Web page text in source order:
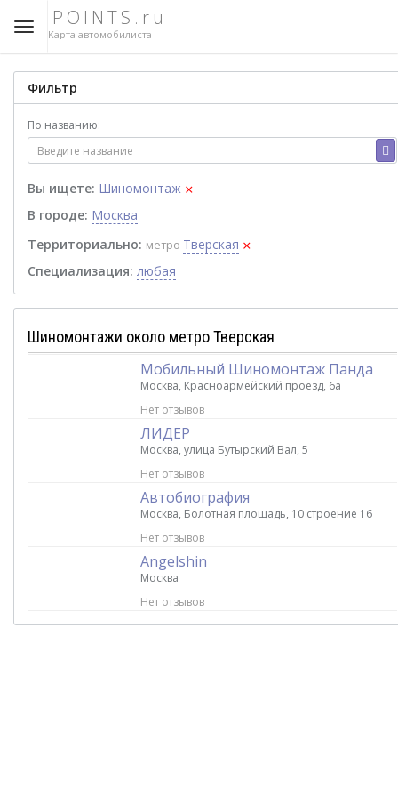
POINTS.ru
Карта автомобилиста
Фильтр
По названию:
Вы ищете: Шиномонтаж ×
В городе: Москва
Территориально: метро Тверская ×
Специализация: любая
Шиномонтажи около метро Тверская
Мобильный Шиномонтаж Панда
Москва, Красноармейский проезд, 6а
Нет отзывов
ЛИДЕР
Москва, улица Бутырский Вал, 5
Нет отзывов
Автобиография
Москва, Болотная площадь, 10 строение 16
Нет отзывов
Angelshin
Москва
Нет отзывов